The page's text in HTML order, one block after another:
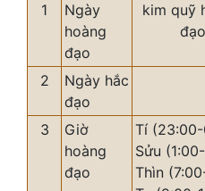
1
Ngày
hoàng
đạo
kim quỹ
đạo
2
Ngày hắc
đạo
3
Giờ
hoàng
đạo
Tí
Sửu
Thìn